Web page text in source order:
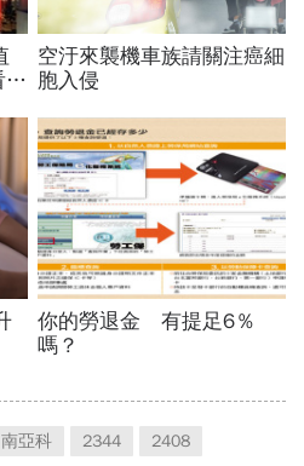
南亞科 2344
2408